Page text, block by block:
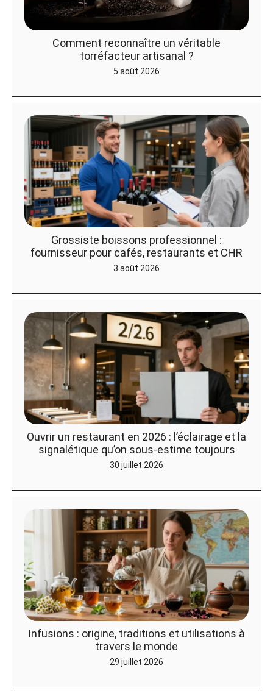
Comment reconnaître un véritable
torréfacteur artisanal ?
5 août 2026
Grossiste boissons professionnel :
fournisseur pour cafés, restaurants et CHR
3 août 2026
Ouvrir un restaurant en 2026 : l’éclairage et la
signalétique qu’on sous-estime toujours
30 juillet 2026
Infusions : origine, traditions et utilisations à
travers le monde
29 juillet 2026